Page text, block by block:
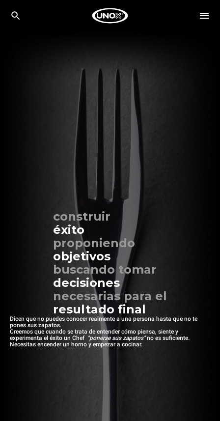
construir
éxito
proponiendo
objetivos
buscando tomar
decisiones
necesarias para el
resultado final
Dicen que no puedes conocer realmente a una persona hasta que no te
pones sus zapatos.
Creemos que cuando se trata de entender cómo piensa, siente y
experimenta el éxito un Chef "ponerse sus zapatos"no es suficiente.
Necesitas encender un horno y empezar a cocinar.